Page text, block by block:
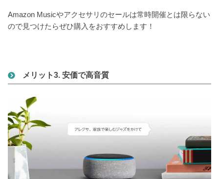
Amazon Musicやアクセサリのセールは常時開催とは限らない
ので見つけたらぜひ購入をおすすめします！
メリット3. 安価で高音質